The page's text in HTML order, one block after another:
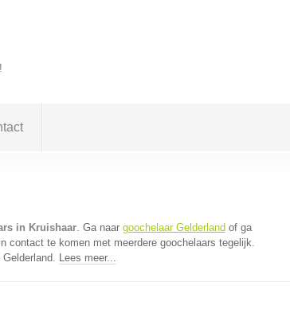
in Kruishaar. Ga naar goochelaar Gelderland of ga
contact te komen met meerdere goochelaars tegelijk.
Lees meer...